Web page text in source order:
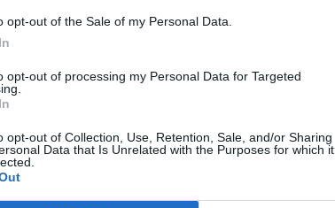
opt-out of the Sale of my Personal Data.
opt-out of processing my Personal Data for Targeted
opt-out of Collection, Use, Retention, Sale, and/or Sharing
Data that Is Unrelated with the Purposes for which it
de minden szabadidőmben írok. Szeretek belesni a
közben keresem az embert, a nőt a jól legyártott álarcok
gyakrabban novellákat, cikkeket és apró vicces történeteket.